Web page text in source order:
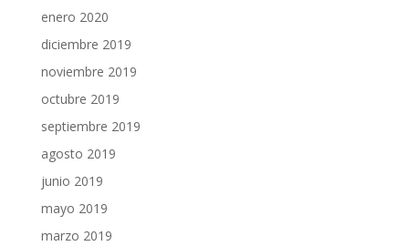
enero 2020
diciembre 2019
noviembre 2019
octubre 2019
septiembre 2019
agosto 2019
junio 2019
mayo 2019
marzo 2019